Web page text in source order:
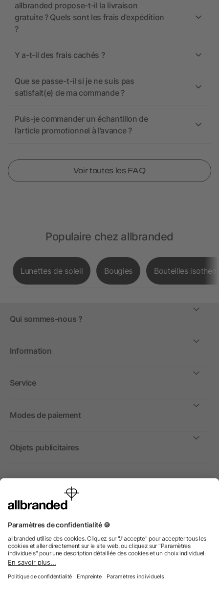
allbranded propose-t-il la livraison
gratuite ? Quels sont les frais d’expédition
?
Y a-t-il des frais cachés ?
Que se passe-t-il si je ne suis pas
satisfait(e) de ma commande ?
Puis-je commander un échantillon de
l’article promotionnel à l’avance ?
Voir toutes les FAQ
Populaire chez allbranded
Lunettes de soleil Bougies Bouteilles
Qui sommes-nous ?
Information
Service
Modes de paiement
Objets publicitaires
International
Nous commercialisons nos objets publicitaires et articles